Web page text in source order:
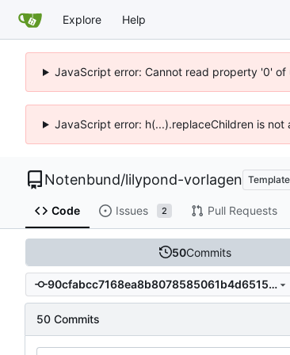
Explore Help
JavaScript error: Cannot read property '0'
JavaScript error: h(...).replaceChildren is
Notenbund/lilypond-vorlagen Template
Code Issues 2 Pull Requests
50Commits
90cfabcc7168ea8b8078585061b4d6515763d0fb
50 Commits